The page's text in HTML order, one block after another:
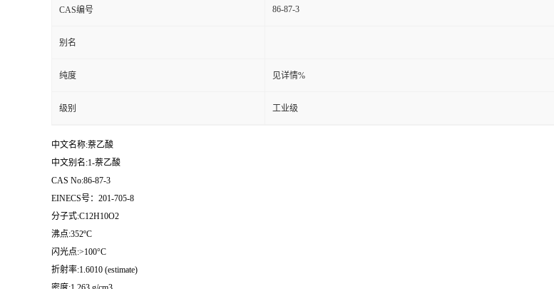
CAS编号 86-87-3
别名
纯度 见详情%
级别 工业级
中文名称:萘乙酸
中文别名:1-萘乙酸
CAS No:86-87-3
EINECS号：201-705-8
分子式:C12H10O2
沸点:352ºC
闪光点:>100°C
折射率:1.6010 (estimate)